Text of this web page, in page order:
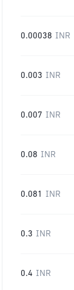
0.00038 INR
0.003 INR
0.007 INR
0.08 INR
0.081 INR
0.3 INR
0.4 INR